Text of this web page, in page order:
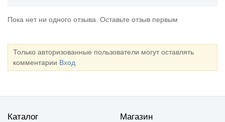
Пока нет ни одного отзыва. Оставьте отзыв первым
Только авторизованные пользователи могут оставлять
комментарии Вход
Каталог Магазин